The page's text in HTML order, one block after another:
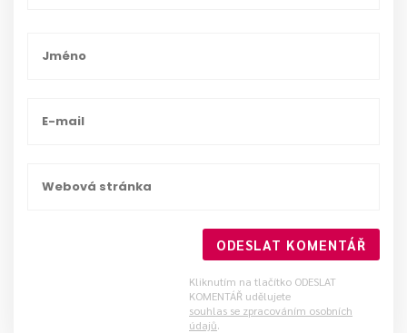
ODESLAT KOMENTÁŘ
Kliknutím na tlačítko ODESLAT
KOMENTÁŘ udělujete
souhlas se zpracováním osobních
údajů.